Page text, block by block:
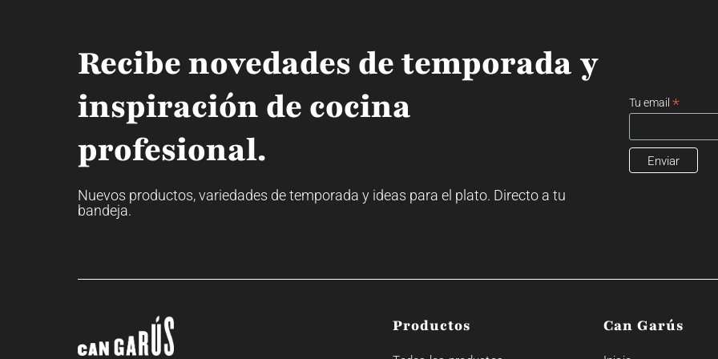
Recibe novedades de temporada y
inspiración de cocina
profesional.
Nuevos productos, variedades de temporada y ideas para el plato. Directo a tu
bandeja.
Tu email*
Productos Can Garús